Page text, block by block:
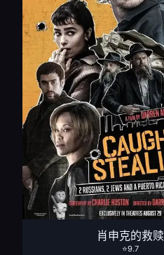
肖申克的救赎
⭐9.7